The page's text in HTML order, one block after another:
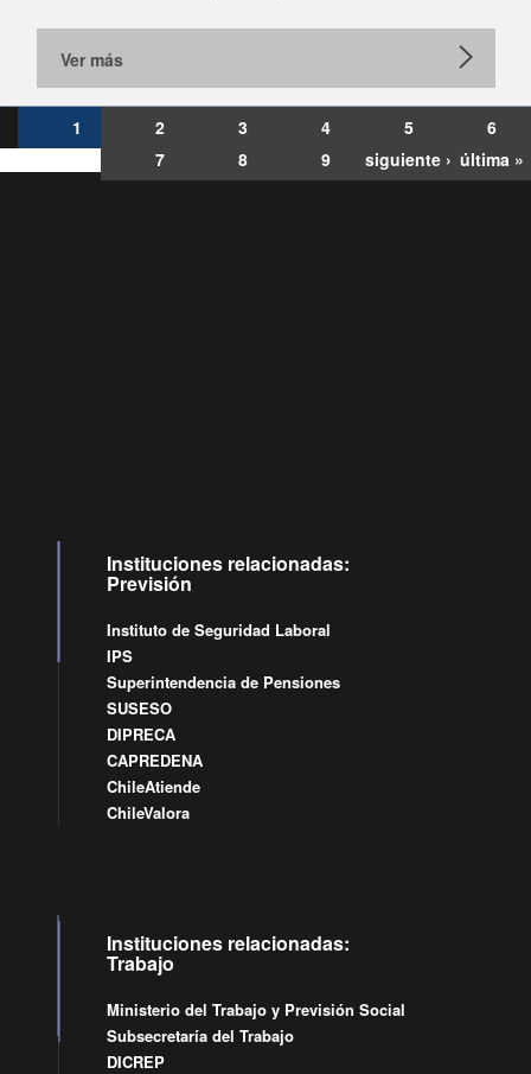
Ver más
1 2 3 4 5
6
7
8 9 siguiente › última »
Instituciones relacionadas:
Previsión
Instituto de Seguridad Laboral
IPS
Superintendencia de Pensiones
SUSESO
DIPRECA
CAPREDENA
ChileAtiende
ChileValora
Instituciones relacionadas:
Trabajo
Ministerio del Trabajo y Previsión Social
Subsecretaría del Trabajo
DICREP